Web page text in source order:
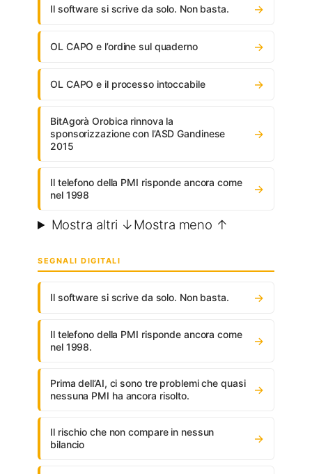
Il software si scrive da solo. Non basta. →
OL CAPO e l’ordine sul quaderno →
OL CAPO e il processo intoccabile →
BitAgorà Orobica rinnova la
sponsorizzazione con l’ASD Gandinese
2015
→
Il telefono della PMI risponde ancora come
nel 1998
→
Mostra altri ↓Mostra meno ↑
SEGNALI DIGITALI
Il software si scrive da solo. Non basta. →
Il telefono della PMI risponde ancora come
nel 1998.
→
Prima dell’AI, ci sono tre problemi che quasi
nessuna PMI ha ancora risolto.
→
Il rischio che non compare in nessun
bilancio
→